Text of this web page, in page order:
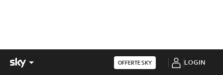
OFFERTE SKY LOGIN